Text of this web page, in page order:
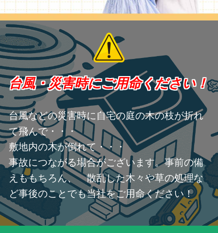
台風・災害時にご用命ください！
台風などの災害時に自宅の庭の木の枝が折れ
て飛んで・・・
敷地内の木が倒れて・・・
事故につながる場合がございます。事前の備
えももちろん、 散乱した木々や草の処理な
ど事後のことでも当社をご用命ください！